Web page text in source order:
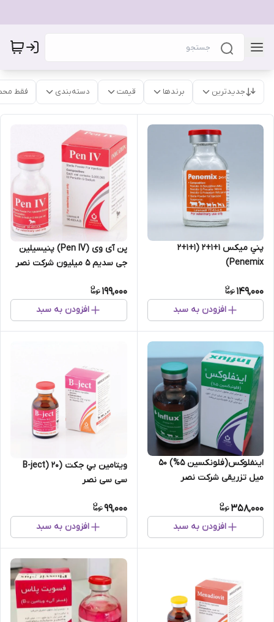
جدیدترین برندها قیمت دسته‌بندی فقط
پني ميكس 1+1+2 (1+1+2
Penemix)
149,000
افزودن به سبد
پن آی وی (Pen IV) پنیسیلین
جی سدیم 5 میلیون شرکت نصر
199,000
افزودن به سبد
اینفلوکس(فلونکسین 5%) 50
میل تزریقی شرکت نصر
358,000
افزودن به سبد
ویتامین بي جكت (B-ject) ۲۰
سی سی نصر
99,000
افزودن به سبد